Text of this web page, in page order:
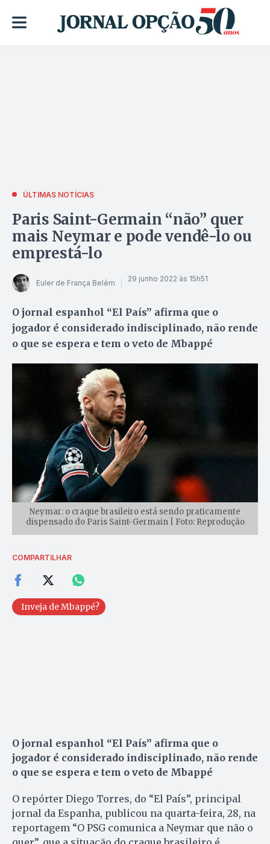
ÚLTIMAS NOTÍCIAS
Paris Saint-Germain “não” quer
mais Neymar e pode vendê-lo ou
emprestá-lo
Euler de França Belém 29 junho 2022 às 15h51
O jornal espanhol “El País” afirma que o
jogador é considerado indisciplinado, não rende
o que se espera e tem o veto de Mbappé
Neymar: o craque brasileiro está sendo praticamente
dispensado do Paris Saint-Germain | Foto: Reprodução
COMPARTILHAR
Inveja de Mbappé?
O jornal espanhol “El País” afirma que o
jogador é considerado indisciplinado, não rende
o que se espera e tem o veto de Mbappé
O repórter Diego Torres, do “El País”, principal
jornal da Espanha, publicou na quarta-feira, 28, na
reportagem “O PSG comunica a Neymar que não o